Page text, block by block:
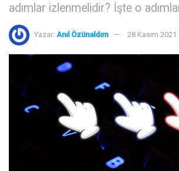
adımlar izlenmelidir? İşte o
Yazar: Anıl Özünaldım 28 Kasım 2021